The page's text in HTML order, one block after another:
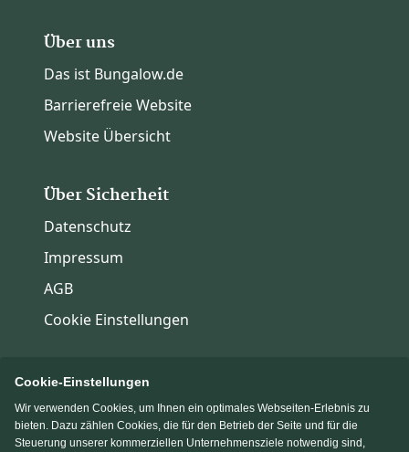
Über uns
Das ist Bungalow.de
Barrierefreie Website
Website Übersicht
Über Sicherheit
Datenschutz
Impressum
AGB
Cookie Einstellungen
Für Sie
Konto verwalten
Häuser finden
Cookie-Einstellungen
Wir verwenden Cookies, um Ihnen ein optimales Webseiten-Erlebnis zu
bieten. Dazu zählen Cookies, die für den Betrieb der Seite und für die
Steuerung unserer kommerziellen Unternehmensziele notwendig sind,